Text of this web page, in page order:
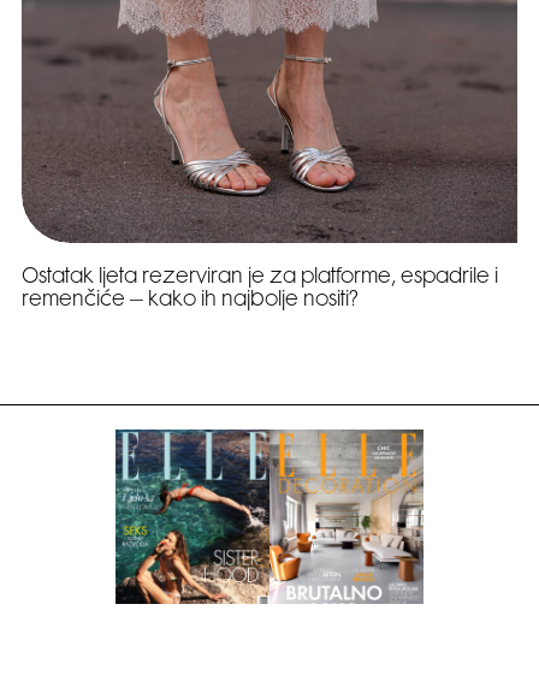
Ostatak ljeta rezerviran je za platforme, espadrile i
remenčiće – kako ih najbolje nositi?